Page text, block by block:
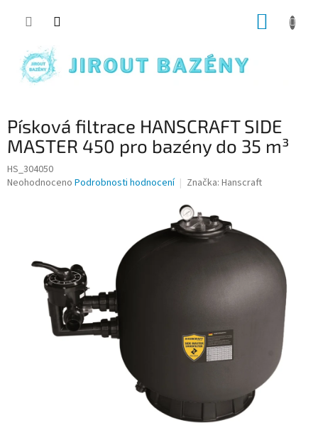
Písková filtrace HANSCRAFT SIDE
MASTER 450 pro bazény do 35 m³
HS_304050
Průměrné hodnocení produktu je 0,0 z 5 hvězdiček.
Neohodnoceno Podrobnosti hodnocení Značka: Hanscraft